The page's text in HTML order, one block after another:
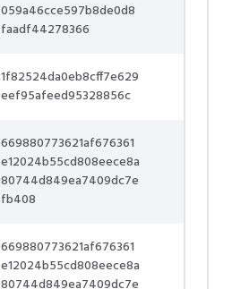
059a46cce597b8de0d8
faadf44278366
1f82524da0eb8cff7e629
eef95afeed95328856c
669880773621af676361
e12024b55cd808eece8a
80744d849ea7409dc7e
fb408
669880773621af676361
e12024b55cd808eece8a